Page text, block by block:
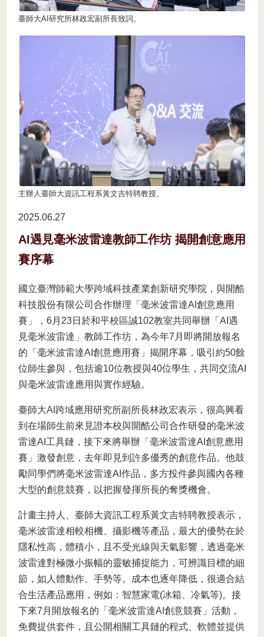
臺師大AI研究所林政宏副所長致詞。
主辦人臺師大資訊工程系黃文吉特聘教授。
2025.06 27
AI遇見毫米波雷達教師工作坊 揭開創意應用
賽序幕
國立臺灣師範大學跨域科技產業創新研究學院，與開酷
科技股份有限公司合作辦理「毫米波雷達AI創意應用
賽」，6月23日於和平校區誠102教室共同舉辦「AI遇
見毫米波雷達」教師工作坊，為今年7月即將開放報名
的「毫米波雷達AI創意應用賽」揭開序幕，吸引約50餘
位師生參與，包括逾10位教授與40位學生，共同交流AI
與毫米波雷達應用與實作經驗。
臺師大AI跨域應用研究所副所長林政宏表示，很高興看
到在場師生前來見證本校與開酷公司合作研發的毫米波
雷達AI工具鏈，接下來將舉辦「毫米波雷達AI創意應用
賽」激發創意，去年即見到許多優秀的創意作品。他鼓
勵同學們將毫米波雷達AI作品，多方投件參與國內各種
大型的創意競賽，以把握發揮所長的奪獎機會。
計畫主持人、臺師大資訊工程系黃文吉特聘教授表示，
毫米波雷達相較相機、攝影機等產品，最大的優勢在於
隱私性高，體積小，且不受光線與天氣影響，透過毫米
波雷達對極微小振幅的靈敏捕捉能力，可辨識目標的細
節，如人體動作、手勢等。成本也逐年降低，很適合結
合生活產品應用，例如：智慧家電(冰箱、冷氣等)。接
下來7月開放報名的「毫米波雷達AI創意競賽」活動，
免費提供套件，且公開相關工具鏈的程式、軟體並提供